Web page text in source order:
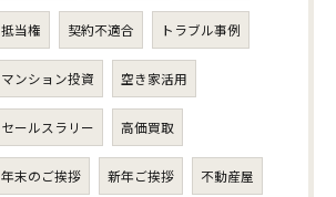
抵当権 契約不適合 トラブル事例
マンション投資 空き家活用
セールスラリー 高価買取
年末のご挨拶 新年ご挨拶 不動産屋